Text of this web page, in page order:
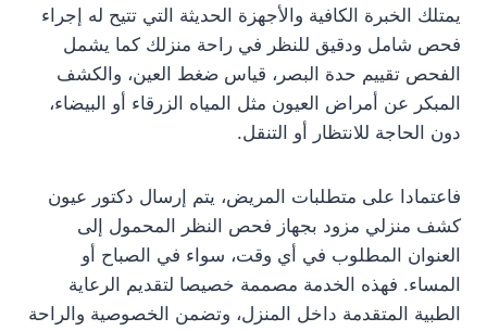
يمتلك الخبرة الكافية والأجهزة الحديثة التي تتيح له إجراء
فحص شامل ودقيق للنظر في راحة منزلك كما يشمل
الفحص تقييم حدة البصر، قياس ضغط العين، والكشف
المبكر عن أمراض العيون مثل المياه الزرقاء أو البيضاء،
دون الحاجة للانتظار أو التنقل.
فاعتمادا على متطلبات المريض، يتم إرسال دكتور عيون
كشف منزلي مزود بجهاز فحص النظر المحمول إلى
العنوان المطلوب في أي وقت، سواء في الصباح أو
المساء. فهذه الخدمة مصممة خصيصا لتقديم الرعاية
الطبية المتقدمة داخل المنزل، وتضمن الخصوصية والراحة